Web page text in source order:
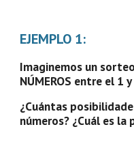
EJEMPLO 1:
Imaginemos un
NÚMEROS entre el 1
¿Cuántas
números? ¿Cuál es